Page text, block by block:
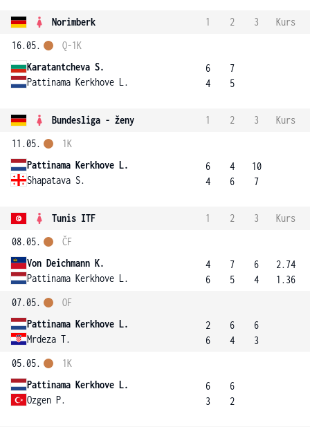
Norimberk 1 2 3
Kurs
16.05.
Karatantcheva S.
Pattinama Kerkhove L.
Q-1K
6
4
7
5
Bundesliga - ženy 1 2 3
Kurs
11.05.
Pattinama Kerkhove L.
Shapatava S.
1K
6
4
4
6
10
7
Tunis ITF 1 2 3
Kurs
08.05.
Von Deichmann K.
Pattinama Kerkhove L.
ČF
4
6
7
5
6
4
2.74
1.36
07.05.
Pattinama Kerkhove L.
Mrdeza T.
OF
2
6
6
4
6
3
05.05.
Pattinama Kerkhove L.
Ozgen P.
1K
6
3
6
2